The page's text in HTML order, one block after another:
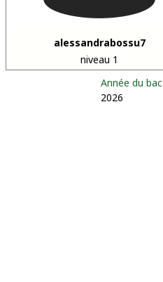
alessandrabossu7
niveau 1
Année du bac
2026